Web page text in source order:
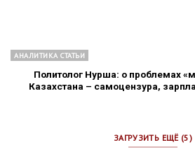
АНАЛИТИКА СТАТЬИ
Политолог Нурша: о проблемах
Казахстана – самоцензура,
ЗАГРУЗИТЬ ЕЩЁ (5)